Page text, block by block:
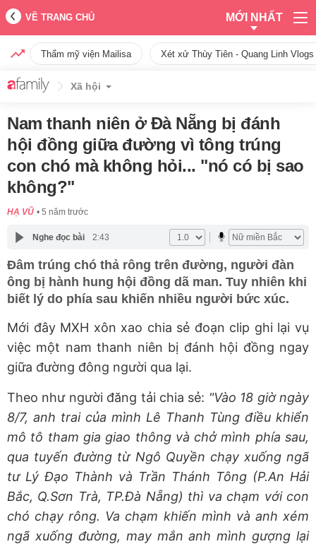
VỀ TRANG CHỦ MỚI NHẤT
Thẩm mỹ viện Mailisa Xét xử Thùy Tiên - Quang Linh
Xã hội
Nam thanh niên ở Đà Nẵng bị đánh
hội đồng giữa đường vì tông trúng
con chó mà không hỏi... "nó có bị sao
không?"
HẠ VŨ 5 năm trước
Nghe đọc bài 2:43
Đâm trúng chó thả rông trên đường, người đàn
ông bị hành hung hội đồng dã man. Tuy nhiên khi
biết lý do phía sau khiến nhiều người bức xúc.
Mới đây MXH xôn xao chia sẻ đoạn clip ghi lại vụ
việc một nam thanh niên bị đánh hội đồng ngay
giữa đường đông người qua lại.
Theo như người đăng tải chia sẻ: "Vào 18 giờ ngày
8/7, anh trai của mình Lê Thanh Tùng điều khiển
mô tô tham gia giao thông và chở mình phía sau,
qua tuyến đường từ Ngô Quyền chạy xuống ngã
tư Lý Đạo Thành và Trần Thánh Tông (P.An Hải
Bắc, Q.Sơn Trà, TP.Đà Nẵng) thì va chạm với con
chó chạy rông. Va chạm khiến mình và anh xém
ngã xuống đường, may mắn anh mình gượng lại